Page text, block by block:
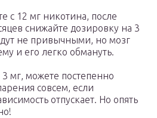
с 12 мг никотина, после
снижайте дозировку на 3
не привычными, но мозг
и его легко обмануть.
3 мг, можете постепенно
совсем, если
отпускает. Но опять